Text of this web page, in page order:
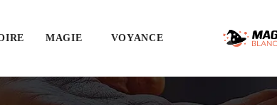
VOYANCE
MAGIE